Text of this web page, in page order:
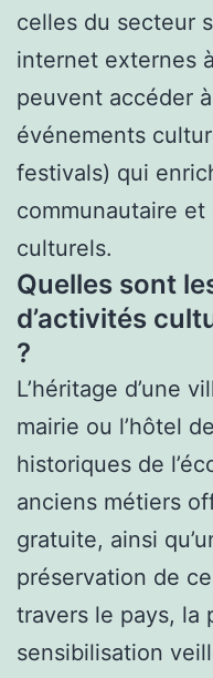
celles du secteur
internet externes
peuvent accéder
événements
festivals) qui
communautaire
culturels.
Quelles sont
d’activités
?
L’héritage d’une
mairie ou l’hôtel
historiques de
anciens métiers
gratuite, ainsi
préservation de
travers le pays, la
sensibilisation